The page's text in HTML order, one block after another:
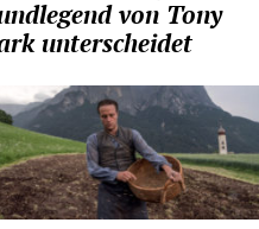
von Tony
unterscheidet